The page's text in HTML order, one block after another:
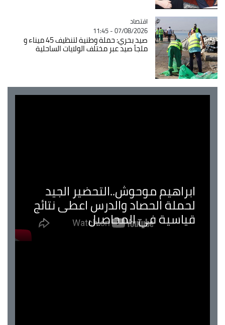
Catégorie
اقتصاد
07/08/2026 - 11:45
صيد بحري: حملة وطنية لتنظيف 45 ميناء و
ملجأ صيد عبر مختلف الولايات الساحلية
ابراهيم موحوش..التحضير الجيد
لحملة الحصاد والدرس اعطى نتائج
قياسية في المحاصيل